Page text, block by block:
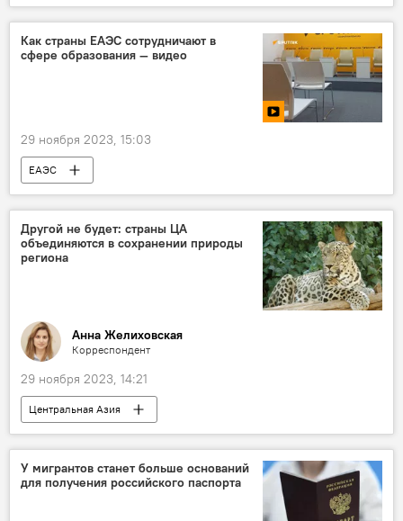
Шавкат Мирзиёев
президент Узбекистана
Владимир Путин
Как страны ЕАЭС сотрудничают в
сфере образования — видео
29 ноября 2023, 15:03
ЕАЭС
Узбекистан и ЕАЭС: перспективы возможной интеграции
Образование
сотрудничество
Пресс-центр
Москва
Минск
прямая трансляция
Другой не будет: страны ЦА
объединяются в сохранении природы
региона
Анна Желиховская
Корреспондент
29 ноября 2023, 14:21
Центральная Азия
охрана окружающей среды
природа
животные
Узбекистан
Казахстан
Кыргызстан
У мигрантов станет больше оснований
для получения российского паспорта